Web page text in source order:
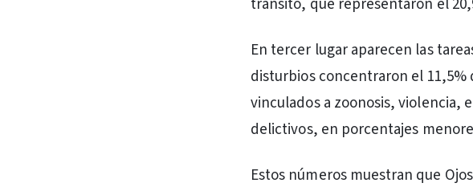
tránsito, que representaron el
En tercer lugar aparecen las
disturbios concentraron el 11,5%
vinculados a zoonosis, violencia,
delictivos, en porcentajes
Estos números muestran que